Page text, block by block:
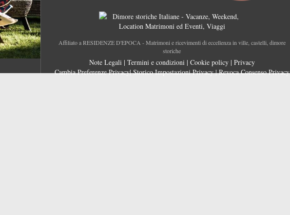
Affiliato a RESIDENZE D'EPOCA - Matrimoni e ricevimenti di eccellenza in ville, castelli, dimore
storiche
Note Legali| Termini e condizioni| Cookie policy| Privacy
Cambia Preferenze Privacy|Storico Impostazioni Privacy|Revoca Consenso Privacy